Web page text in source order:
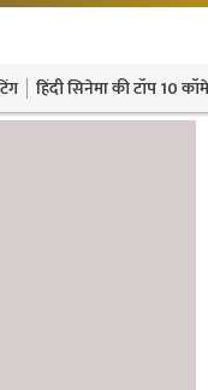
हिंदी सिनेमा की टॉप 10